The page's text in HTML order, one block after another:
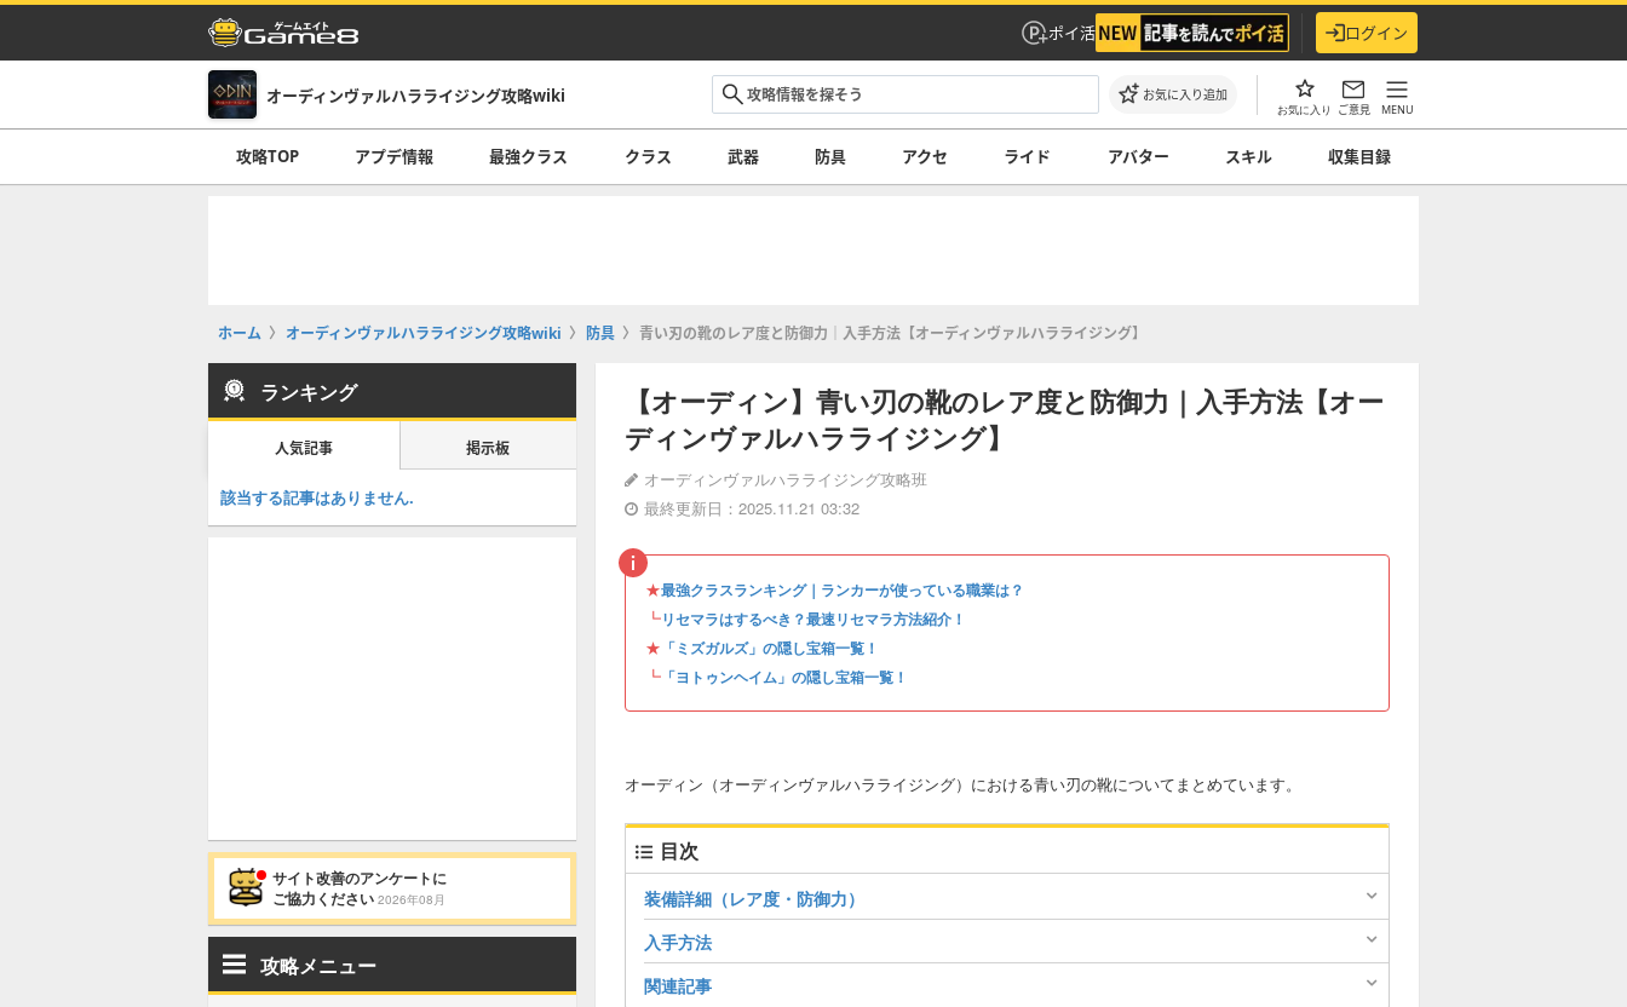
ポイ活 ログイン
オーディンヴァルハラライジング攻略wiki お気に入り追加
お気に入り ご意見 MENU
攻略TOP アプデ情報 最強クラス クラス 武器 防具 アクセ ライド アバター スキル 収集目録
ホーム オーディンヴァルハラライジング攻略wiki 防具 青い刃の靴のレア度と防御力｜入手方法【オーディンヴァルハラライジング】
【オーディン】青い刃の靴のレア度と防御力｜入手方法【オー
ディンヴァルハラライジング】
オーディンヴァルハラライジング攻略班
最終更新日：2025.11.21 03:32
★最強クラスランキング｜ランカーが使っている職業は？
┗リセマラはするべき？最速リセマラ方法紹介！
★ 「ミズガルズ」の隠し宝箱一覧！
┗ 「ヨトゥンヘイム」の隠し宝箱一覧！
オーディン（オーディンヴァルハラライジング）における青い刃の靴についてまとめています。
目次
装備詳細（レア度・防御力）
入手方法
関連記事
ランキング
人気記事 掲示板
該当する記事はありません.
サイト改善のアンケートに
ご協力ください 2026年08月
攻略メニュー